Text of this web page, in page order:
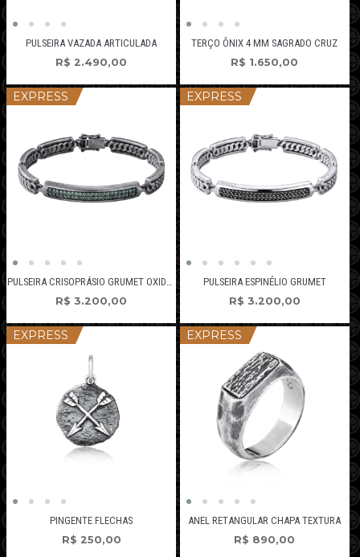
PULSEIRA VAZADA ARTICULADA
R$ 2.490,00
TERÇO ÔNIX 4 MM SAGRADO CRUZ
R$ 1.650,00
EXPRESS
R$ 3.200,00
EXPRESS
PULSEIRA ESPINÉLIO GRUMET
R$ 3.200,00
EXPRESS
PINGENTE FLECHAS
R$ 250,00
EXPRESS
ANEL RETANGULAR CHAPA TEXTURA
R$ 890,00